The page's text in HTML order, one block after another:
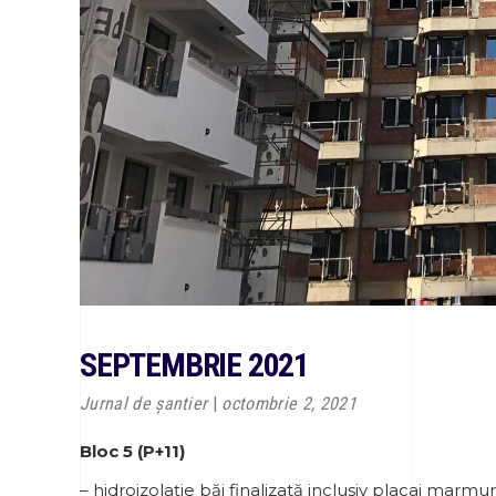
SEPTEMBRIE 2021
Jurnal de șantier octombrie 2, 2021
Bloc 5 (P+11)
– hidroizolație băi finalizată inclusiv placaj